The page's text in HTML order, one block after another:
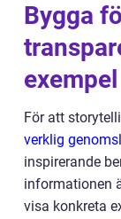
Bygga
exempel
För att
verklig
inspirerande
informationen
visa konkreta